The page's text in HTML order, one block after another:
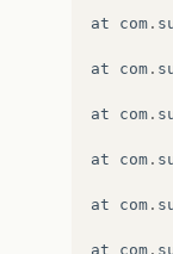
at com .
at com .
at com .
at com .
at com .
at com .